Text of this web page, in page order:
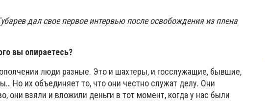
дал свое первое интервью после освобождения из плена
вы опираетесь?
люди разные. Это и шахтеры, и госслужащие, бывшие,
Но их объединяет то, что они честно служат делу. Они
они взяли и вложили деньги в тот момент, когда у нас были